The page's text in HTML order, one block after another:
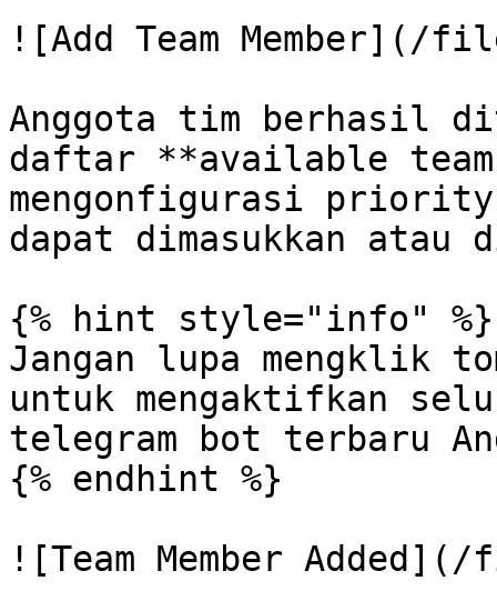
![Add Team Member](/
Anggota tim berhasil
daftar **available
mengonfigurasi priority
dapat dimasukkan atau
{% hint style="info" %}
Jangan lupa mengklik
untuk mengaktifkan
telegram bot terbaru
{% endhint %}
![Team Member Added](/